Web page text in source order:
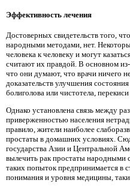
Эффективность лечения
Достоверных свидетельств того,
народными методами, нет.
человека к человеку и могут
считают их правдой. В основном
что они думают, что врачи ничего
доказательств улучшения
болиголова или чистотела,
Однако установлена ​​связь между
приверженностью населения
правило, жители наиболее
простаты в домашних условиях.
государства Азии и Центральной
вылечить рак простаты народными
таких попыток предпринимается в
понимания и уровня медицины,